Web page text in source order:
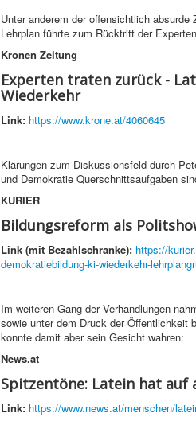
Unter anderem der offensichtlich
Lehrplan führte zum Rücktritt der
Kronen Zeitung
Experten traten zurück -
Wiederkehr
Link: https://www.krone.at/4060645
Klärungen zum Diskussionsfeld durch
und Demokratie Querschnittsaufgaben
KURIER
Bildungsreform als
Link (mit Bezahlschranke): https://
demokratiebildung-ki-wiederkehr-
Im weiteren Gang der Verhandlungen
sowie unter dem Druck der Öffentlichkeit
konnte damit aber sein Gesicht wahren:
News.at
Spitzentöne: Latein hat auf
Link: https://www.news.at/menschen/